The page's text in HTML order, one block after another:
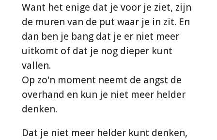
Want het enige dat je voor je ziet, zijn
de muren van de put waar je in zit. En
dan ben je bang dat je er niet meer
uitkomt of dat je nog dieper kunt
vallen.
Op zo'n moment neemt de angst de
overhand en kun je niet meer helder
denken.
Dat je niet meer helder kunt denken,